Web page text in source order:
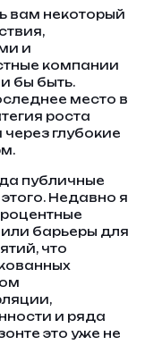
вам некоторый
и
компании
бы быть.
место в
роста
глубокие
публичные
Недавно я
барьеры для
что
и ряда
это уже не